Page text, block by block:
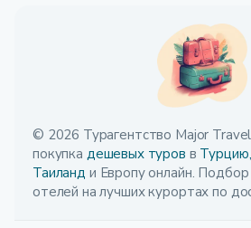
© 2026 Турагентство Major
покупка дешевых туров в Турцию,
Таиланд и Европу онлайн.
отелей на лучших курортах по